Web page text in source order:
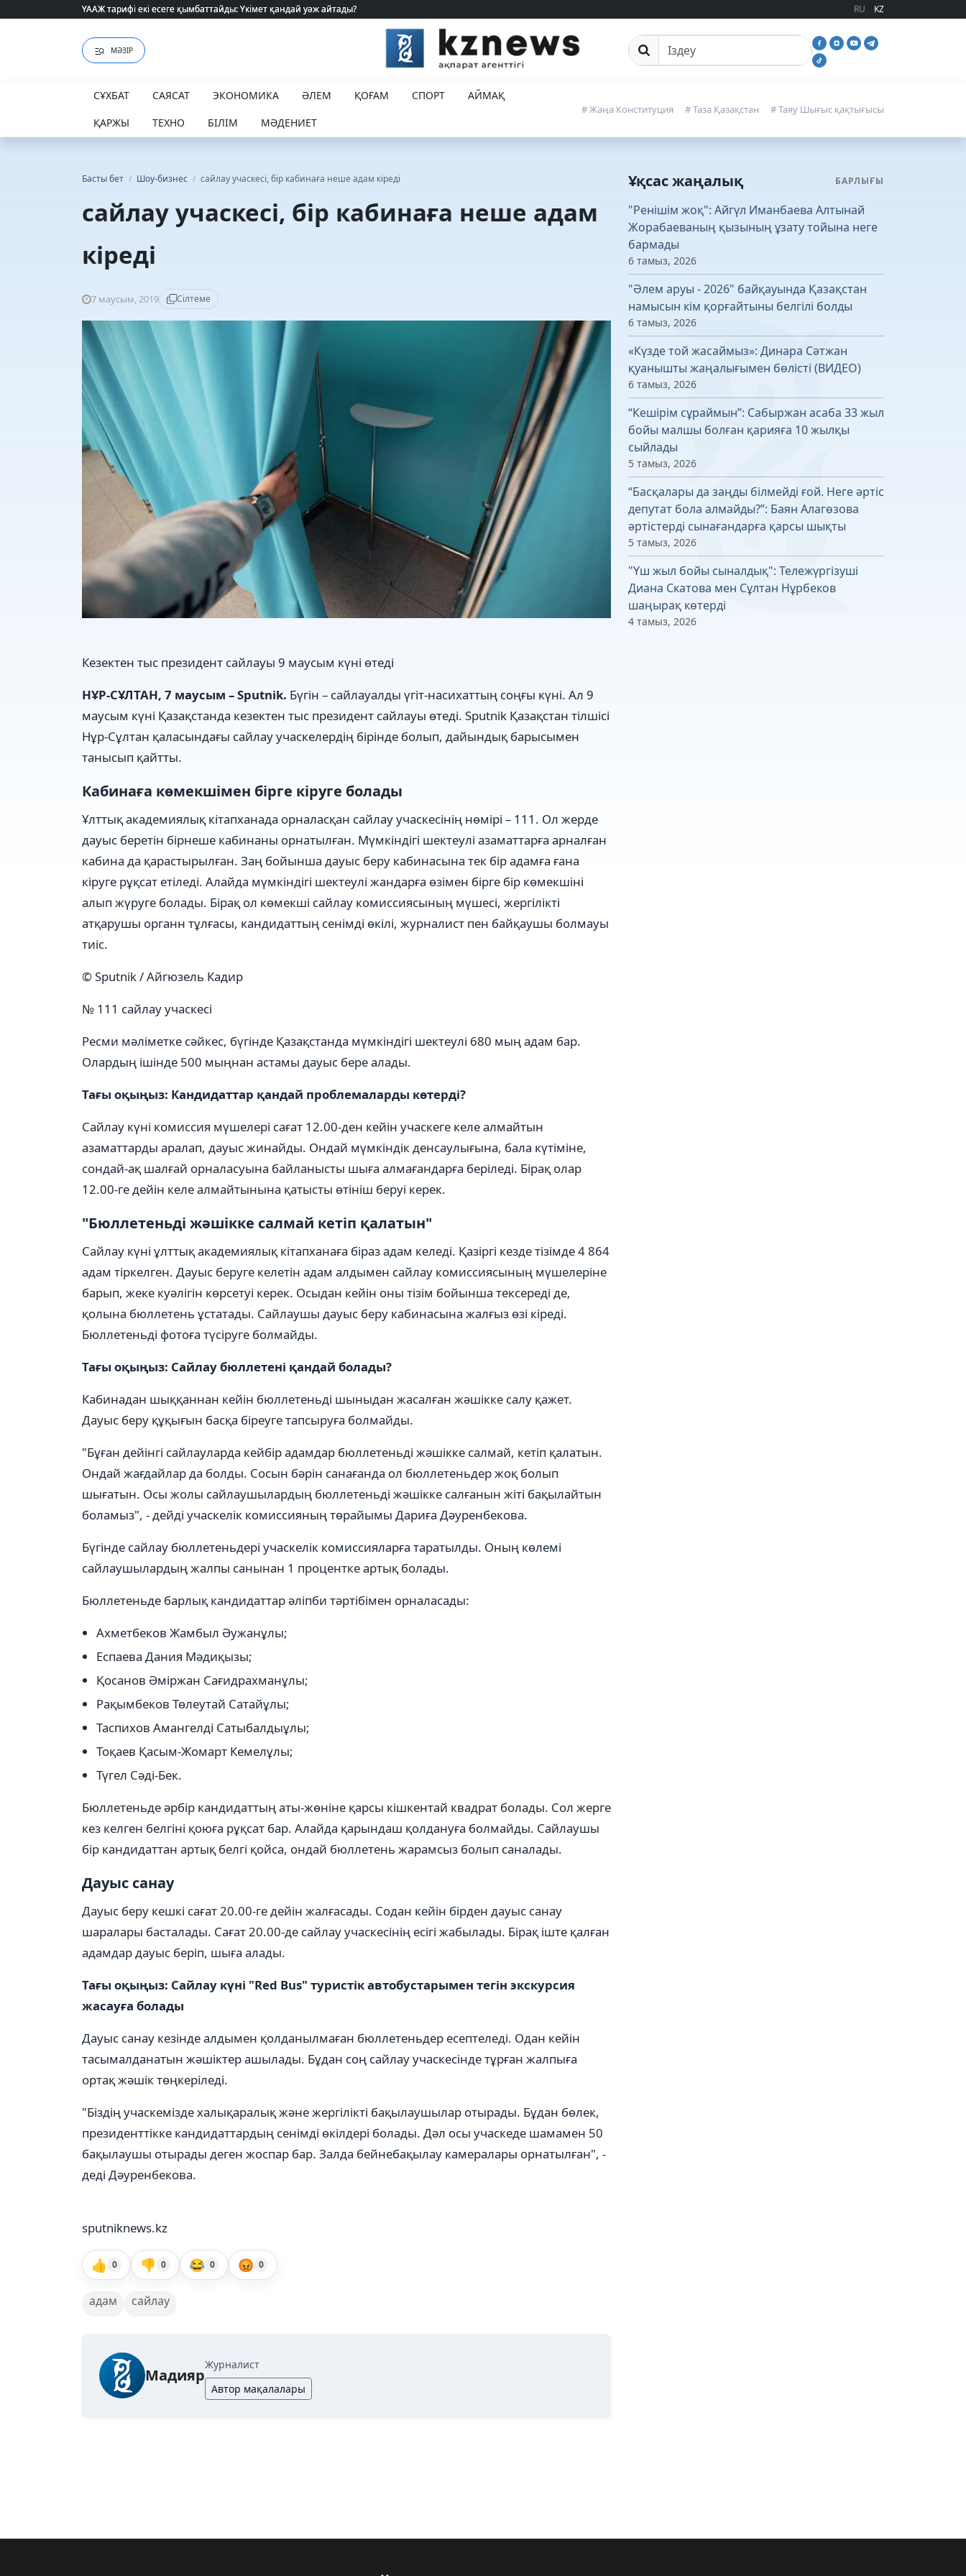
ҮААЖ тарифі екі есеге қымбаттайды: Үкімет қандай уәж айтады?
ҮААЖ тарифі екі есеге қымбаттайды: Үкімет қандай уәж айтады? RU KZ
МӘЗІР Сайттан іздеу
СҰХБАТ САЯСАТ ЭКОНОМИКА ӘЛЕМ ҚОҒАМ СПОРТ
АЙМАҚ
ҚАРЖЫ
ТЕХНО БІЛІМ МӘДЕНИЕТ
# Жаңа Конституция # Таза Қазақстан # Таяу Шығыс қақтығысы
Басты бет / Шоу-бизнес / сайлау учаскесі, бір кабинаға неше адам кіреді
сайлау учаскесі, бір кабинаға неше адам
кіреді
7 маусым, 2019 Сілтеме
Кезектен тыс президент сайлауы 9 маусым күні өтеді
НҰР-СҰЛТАН, 7 маусым – Sputnik. Бүгін – сайлауалды үгіт-насихаттың соңғы күні. Ал 9
маусым күні Қазақстанда кезектен тыс президент сайлауы өтеді. Sputnik Қазақстан тілшісі
Нұр-Сұлтан қаласындағы сайлау учаскелердің бірінде болып, дайындық барысымен
танысып қайтты.
Кабинаға көмекшімен бірге кіруге болады
Ұлттық академиялық кітапханада орналасқан сайлау учаскесінің нөмірі – 111. Ол жерде
дауыс беретін бірнеше кабинаны орнатылған. Мүмкіндігі шектеулі азаматтарға арналған
кабина да қарастырылған. Заң бойынша дауыс беру кабинасына тек бір адамға ғана
кіруге рұқсат етіледі. Алайда мүмкіндігі шектеулі жандарға өзімен бірге бір көмекшіні
алып жүруге болады. Бірақ ол көмекші сайлау комиссиясының мүшесі, жергілікті
атқарушы органн тұлғасы, кандидаттың сенімді өкілі, журналист пен байқаушы болмауы
тиіс.
© Sputnik / Айгюзель Кадир
№ 111 сайлау учаскесі
Ресми мәліметке сәйкес, бүгінде Қазақстанда мүмкіндігі шектеулі 680 мың адам бар.
Олардың ішінде 500 мыңнан астамы дауыс бере алады.
Тағы оқыңыз: Кандидаттар қандай проблемаларды көтерді?
Сайлау күні комиссия мүшелері сағат 12.00-ден кейін учаскеге келе алмайтын
азаматтарды аралап, дауыс жинайды. Ондай мүмкіндік денсаулығына, бала күтіміне,
сондай-ақ шалғай орналасуына байланысты шыға алмағандарға беріледі. Бірақ олар
12.00-ге дейін келе алмайтынына қатысты өтініш беруі керек.
"Бюллетеньді жәшікке салмай кетіп қалатын"
Сайлау күні ұлттық академиялық кітапханаға біраз адам келеді. Қазіргі кезде тізімде 4 864
адам тіркелген. Дауыс беруге келетін адам алдымен сайлау комиссиясының мүшелеріне
барып, жеке куәлігін көрсетуі керек. Осыдан кейін оны тізім бойынша тексереді де,
қолына бюллетень ұстатады. Сайлаушы дауыс беру кабинасына жалғыз өзі кіреді.
Бюллетеньді фотоға түсіруге болмайды.
Тағы оқыңыз: Сайлау бюллетені қандай болады?
Кабинадан шыққаннан кейін бюллетеньді шыныдан жасалған жәшікке салу қажет.
Дауыс беру құқығын басқа біреуге тапсыруға болмайды.
"Бұған дейінгі сайлауларда кейбір адамдар бюллетеньді жәшікке салмай, кетіп қалатын.
Ондай жағдайлар да болды. Сосын бәрін санағанда ол бюллетеньдер жоқ болып
шығатын. Осы жолы сайлаушылардың бюллетеньді жәшікке салғанын жіті бақылайтын
боламыз", - дейді учаскелік комиссияның төрайымы Дариға Дәуренбекова.
Бүгінде сайлау бюллетеньдері учаскелік комиссияларға таратылды. Оның көлемі
сайлаушылардың жалпы санынан 1 процентке артық болады.
Бюллетеньде барлық кандидаттар әліпби тәртібімен орналасады:
Ахметбеков Жамбыл Әужанұлы;
Еспаева Дания Мәдиқызы;
Қосанов Әміржан Сағидрахманұлы;
Рақымбеков Төлеутай Сатайұлы;
Таспихов Амангелді Сатыбалдыұлы;
Тоқаев Қасым-Жомарт Кемелұлы;
Түгел Сәді-Бек.
Бюллетеньде әрбір кандидаттың аты-жөніне қарсы кішкентай квадрат болады. Сол жерге
кез келген белгіні қоюға рұқсат бар. Алайда қарындаш қолдануға болмайды. Сайлаушы
бір кандидаттан артық белгі қойса, ондай бюллетень жарамсыз болып саналады.
Дауыс санау
Дауыс беру кешкі сағат 20.00-ге дейін жалғасады. Содан кейін бірден дауыс санау
шаралары басталады. Сағат 20.00-де сайлау учаскесінің есігі жабылады. Бірақ іште қалған
адамдар дауыс беріп, шыға алады.
Тағы оқыңыз: Сайлау күні "Red Bus" туристік автобустарымен тегін экскурсия
жасауға болады
Дауыс санау кезінде алдымен қолданылмаған бюллетеньдер есептеледі. Одан кейін
тасымалданатын жәшіктер ашылады. Бұдан соң сайлау учаскесінде тұрған жалпыға
ортақ жәшік төңкеріледі.
"Біздің учаскемізде халықаралық және жергілікті бақылаушылар отырады. Бұдан бөлек,
президенттікке кандидаттардың сенімді өкілдері болады. Дәл осы учаскеде шамамен 50
бақылаушы отырады деген жоспар бар. Залда бейнебақылау камералары орнатылған", -
деді Дәуренбекова.
sputniknews.kz
👍 0 👎 0 😂 0 😡 0
адам сайлау
Мадияр
Журналист
Автор мақалалары
Ұқсас жаңалық БАРЛЫҒЫ
"Ренішім жоқ": Айгүл Иманбаева Алтынай
Жорабаеваның қызының ұзату тойына неге
бармады
6 тамыз, 2026
"Әлем аруы - 2026" байқауында Қазақстан
намысын кім қорғайтыны белгілі болды
6 тамыз, 2026
«Күзде той жасаймыз»: Динара Сәтжан
қуанышты жаңалығымен бөлісті (ВИДЕО)
6 тамыз, 2026
“Кешірім сұраймын”: Сабыржан асаба 33 жыл
бойы малшы болған қарияға 10 жылқы
сыйлады
5 тамыз, 2026
“Басқалары да заңды білмейді ғой. Неге әртіс
депутат бола алмайды?”: Баян Алагөзова
әртістерді сынағандарға қарсы шықты
5 тамыз, 2026
"Үш жыл бойы сыналдық": Тележүргізуші
Диана Скатова мен Сұлтан Нұрбеков
шаңырақ көтерді
4 тамыз, 2026